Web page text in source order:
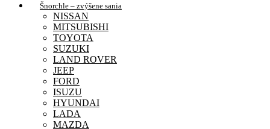
Šnorchle – zvýšene sania
NISSAN
MITSUBISHI
TOYOTA
SUZUKI
LAND ROVER
JEEP
FORD
ISUZU
HYUNDAI
LADA
MAZDA